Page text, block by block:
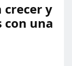
crecer y
con una